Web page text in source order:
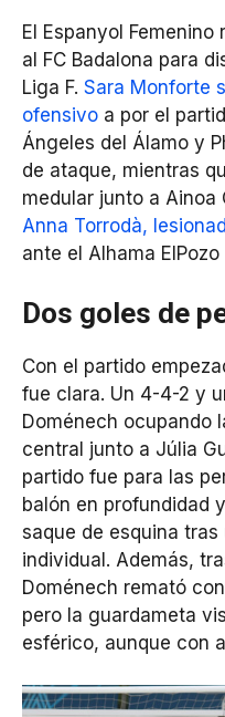
El Espanyol
al FC Badalona para
Liga F. Sara Monforte
ofensivo a por el
Ángeles del Álamo y
de ataque, mientras
medular junto a Ainoa
Anna Torrodà,
ante el Alhama
Dos goles de
Con el partido
fue clara. Un 4-4-2 y
Doménech ocupando
central junto a Júlia
partido fue para las
balón en profundidad
saque de esquina
individual. Además,
Doménech remató
pero la guardameta
esférico, aunque con